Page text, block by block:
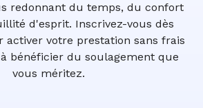
redonnant du temps, du confort
d'esprit. Inscrivez-vous dès
votre prestation sans frais
bénéficier du soulagement que
vous méritez.